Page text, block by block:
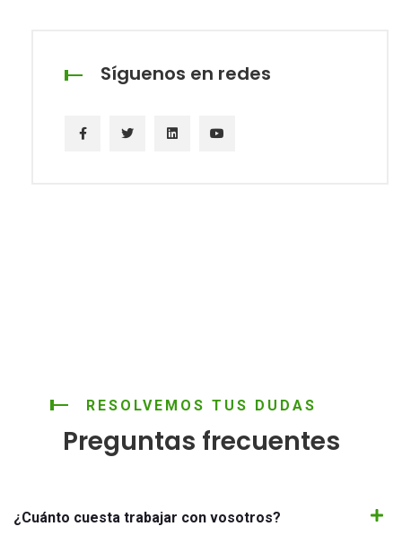
Síguenos en redes
RESOLVEMOS TUS DUDAS
Preguntas frecuentes
¿Cuánto cuesta trabajar con vosotros?